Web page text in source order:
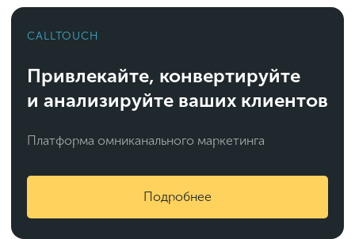
CALLTOUCH
Привлекайте, конвертируйте
и анализируйте ваших клиентов
Платформа омниканального маркетинга
Подробнее